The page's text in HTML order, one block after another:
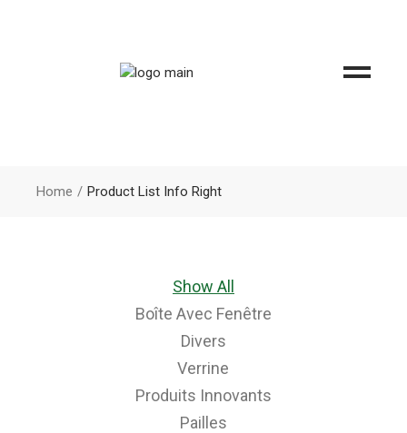
Home Product List Info Right
Show All
Boîte Avec Fenêtre
Divers
Verrine
Produits Innovants
Pailles